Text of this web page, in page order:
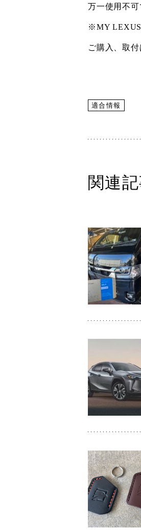
万一使用不
※MY LEXUS
ご購入、取
適合情報
関連